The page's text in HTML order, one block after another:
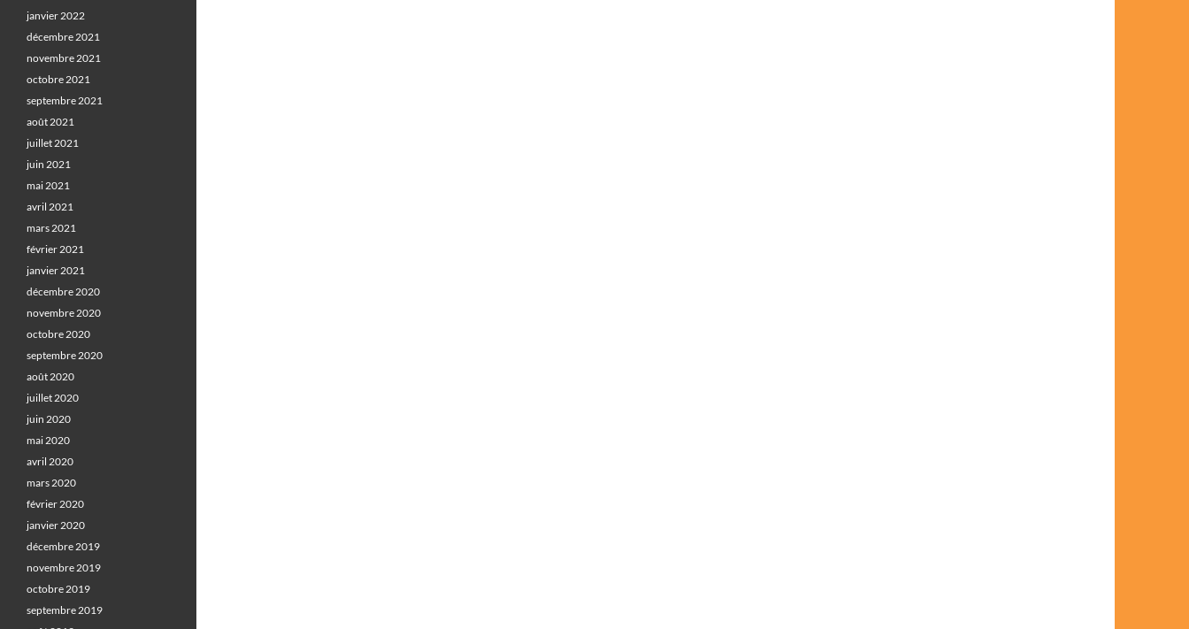
janvier 2022
décembre 2021
novembre 2021
octobre 2021
septembre 2021
août 2021
juillet 2021
juin 2021
mai 2021
avril 2021
mars 2021
février 2021
janvier 2021
décembre 2020
novembre 2020
octobre 2020
septembre 2020
août 2020
juillet 2020
juin 2020
mai 2020
avril 2020
mars 2020
février 2020
janvier 2020
décembre 2019
novembre 2019
octobre 2019
septembre 2019